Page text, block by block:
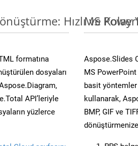
Hızlı ve Kolay
formatına
dosyaları
API’leriyle
yüzlerce
MS
Aspose.Slides
MS
basit yöntemler
kullanarak,
BMP, GIF ve